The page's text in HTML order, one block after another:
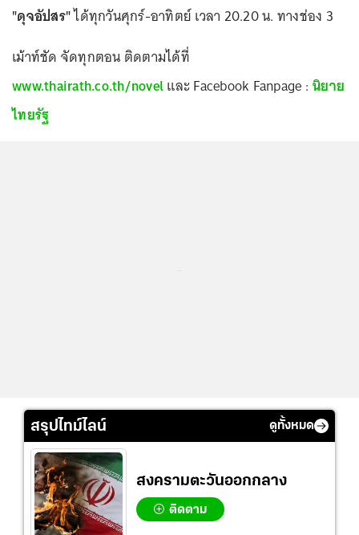
"ดุจอัปสร"ได้ทุกวันศุกร์-อาทิตย์ เวลา 20.20 น. ทางช่อง 3
เม้าท์ชัด จัดทุกตอน ติดตามได้ที่
www.thairath.co.th/novelและ Facebook Fanpage : นิยาย
ไทยรัฐ
สรุปไทม์ไลน์ ดูทั้งหมด
สงครามตะวันออกกลาง
ติดตาม